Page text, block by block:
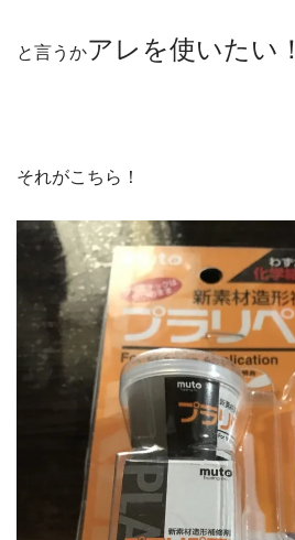
と言うかアレを使いたい！
それがこちら！